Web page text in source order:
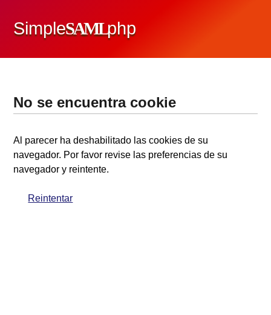
SimpleSAMLphp
No se encuentra cookie
Al parecer ha deshabilitado las cookies de su
navegador. Por favor revise las preferencias de su
navegador y reintente.
Reintentar